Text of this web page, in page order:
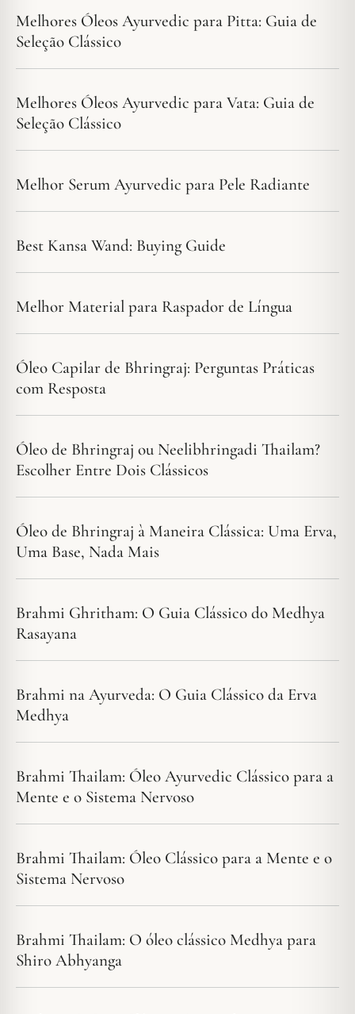
Melhores Óleos Ayurvedic para Pitta: Guia de
Seleção Clássico
Melhores Óleos Ayurvedic para Vata: Guia de
Seleção Clássico
Melhor Serum Ayurvedic para Pele Radiante
Best Kansa Wand: Buying Guide
Melhor Material para Raspador de Língua
Óleo Capilar de Bhringraj: Perguntas Práticas
com Resposta
Óleo de Bhringraj ou Neelibhringadi Thailam?
Escolher Entre Dois Clássicos
Óleo de Bhringraj à Maneira Clássica: Uma Erva,
Uma Base, Nada Mais
Brahmi Ghritham: O Guia Clássico do Medhya
Rasayana
Brahmi na Ayurveda: O Guia Clássico da Erva
Medhya
Brahmi Thailam: Óleo Ayurvedic Clássico para a
Mente e o Sistema Nervoso
Brahmi Thailam: Óleo Clássico para a Mente e o
Sistema Nervoso
Brahmi Thailam: O óleo clássico Medhya para
Shiro Abhyanga